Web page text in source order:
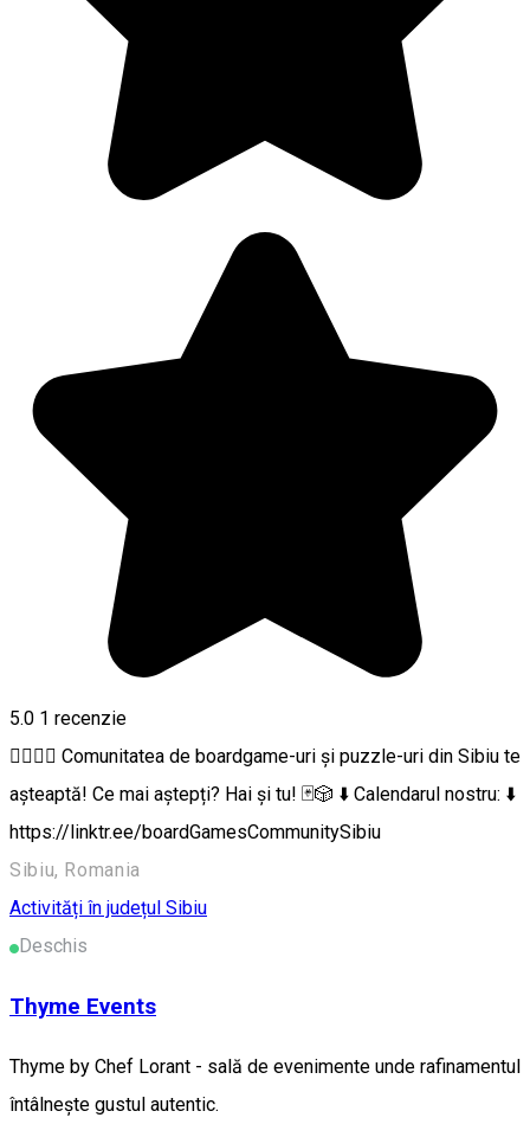
5.0 1 recenzie
🙋‍♂️🙋‍♀️ Comunitatea de boardgame-uri și puzzle-uri din Sibiu te
așteaptă! Ce mai aștepți? Hai și tu! 🃏🎲 ⬇️ Calendarul nostru: ⬇️
https://linktr.ee/boardGamesCommunitySibiu
Sibiu, Romania
Activități în județul Sibiu
Deschis
Thyme Events
Thyme by Chef Lorant - sală de evenimente unde rafinamentul
întâlnește gustul autentic.